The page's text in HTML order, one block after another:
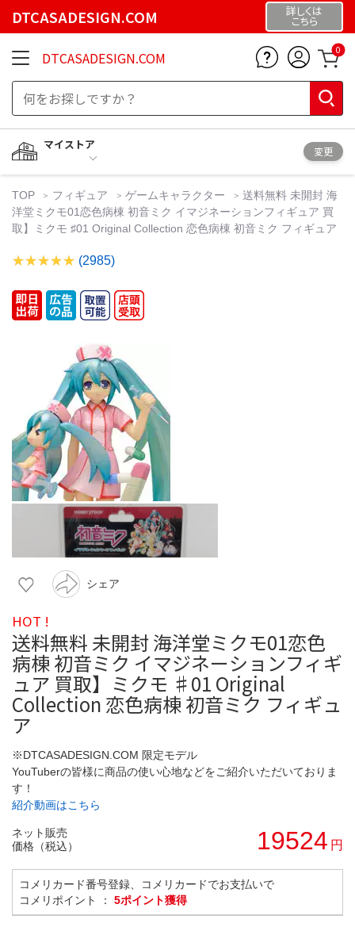
DTCASADESIGN.COM 詳しくは
こちら
DTCASADESIGN.COM 0
マイストア
変更
TOP フィギュア ゲームキャラクター
送料無料 未開封 海
洋堂ミクモ01恋色病棟 初音ミク イマジネーションフィギュア 買
取】ミクモ ♯01 Original Collection 恋色病棟 初音ミク フィギュア
(2985)
シェア
HOT !
送料無料 未開封 海洋堂ミクモ01恋色
病棟 初音ミク イマジネーションフィギ
ュア 買取】ミクモ ♯01 Original
Collection 恋色病棟 初音ミク フィギュ
ア
※DTCASADESIGN.COM 限定モデル
YouTuberの皆様に商品の使い心地などをご紹介いただいておりま
す！
紹介動画はこちら
ネット販売
価格（税込）
19524 円
コメリカード番号登録、コメリカードでお支払いで
コメリポイント ： 5ポイント獲得